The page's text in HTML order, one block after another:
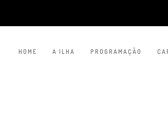
HOME A ILHA PROGRAMAÇÃO